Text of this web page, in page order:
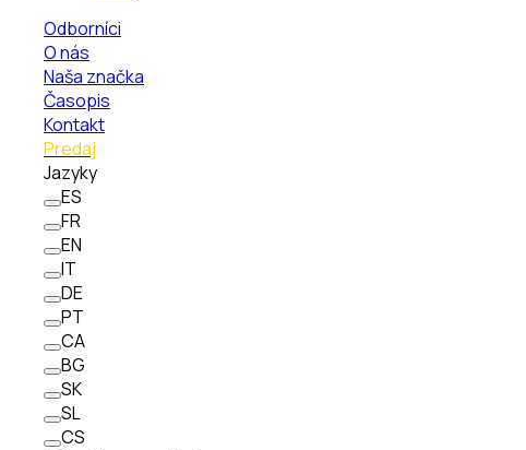
Odborníci
O nás
Naša značka
Časopis
Kontakt
Predaj
Jazyky
ES
FR
EN
IT
DE
PT
CA
BG
SK
SL
CS